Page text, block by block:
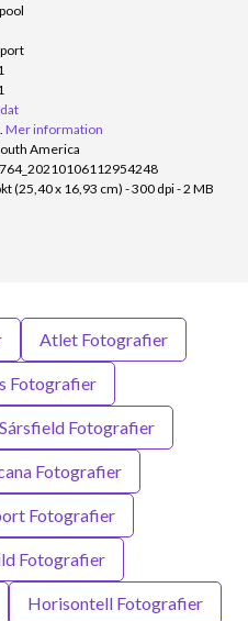
Mer information
America
(25,40 x 16,93 cm) - 300 dpi - 2 MB
Atlet Fotografier
Fotografier
Fotografier
Fotografier
Fotografier
Fotografier
Horisontell Fotografier